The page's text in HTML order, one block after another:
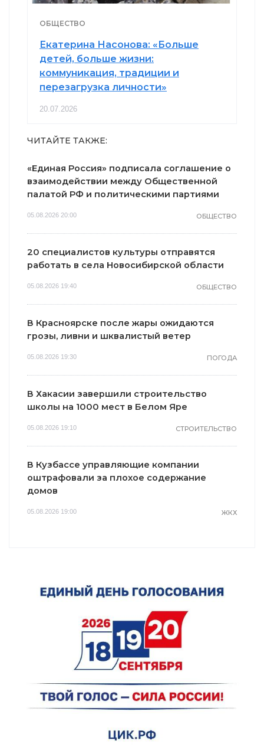
ОБЩЕСТВО
Екатерина Насонова: «Больше
детей, больше жизни:
коммуникация, традиции и
перезагрузка личности»
20.07.2026
ЧИТАЙТЕ ТАКЖЕ:
«Единая Россия» подписала соглашение о
взаимодействии между Общественной
палатой РФ и политическими партиями
05.08.2026 20:00 ОБЩЕСТВО
20 специалистов культуры отправятся
работать в села Новосибирской области
05.08.2026 19:40 ОБЩЕСТВО
В Красноярске после жары ожидаются
грозы, ливни и шквалистый ветер
05.08.2026 19:30 ПОГОДА
В Хакасии завершили строительство
школы на 1000 мест в Белом Яре
05.08.2026 19:10 СТРОИТЕЛЬСТВО
В Кузбассе управляющие компании
оштрафовали за плохое содержание
домов
05.08.2026 19:00 ЖКХ